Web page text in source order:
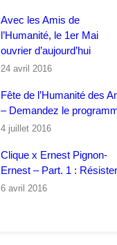
Avec les Amis de
l’Humanité, le 1er Mai
ouvrier d’aujourd’hui
24 avril 2016
Fête de l’Humanité des
– Demandez le
4 juillet 2016
Clique x Ernest Pignon-
Ernest – Part. 1 : Résister
6 avril 2016